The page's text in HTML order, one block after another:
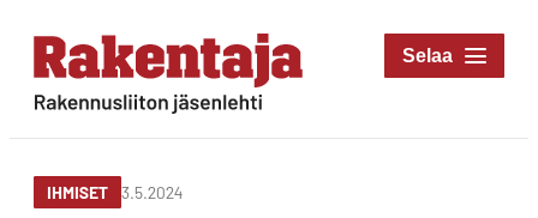
Siirry
suoraan
sisältöön
Rakentaja-lehti
IHMISET 3.5.2024